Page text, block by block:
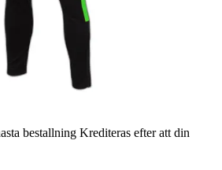
bestallning Krediteras efter att din